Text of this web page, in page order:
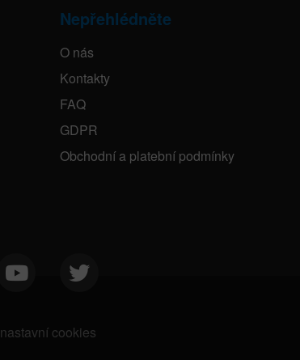
Nepřehlédněte
O nás
Kontakty
FAQ
GDPR
Obchodní a platební podmínky
nastavní cookies